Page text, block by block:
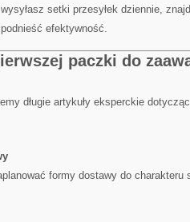
setki przesyłek dziennie,
efektywność.
paczki do
długie artykuły eksperckie
formy dostawy do charakteru